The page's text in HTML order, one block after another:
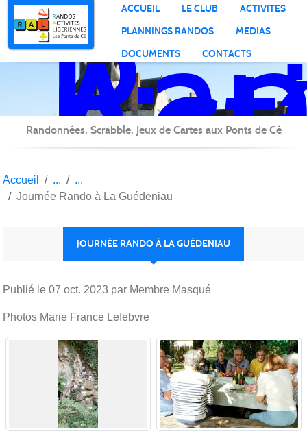
ACCUEIL LE CLUB
ACTIVITES
PLANNINGS RANDOS
MEDIAS
DOCUMENTS
CONTACTS
Randonnées, Scrabble, Jeux de Cartes aux Ponts de Cé
Accueil
Journée Rando à La Guédeniau
JOURNÉE RANDO À LA GUÉDENIAU
Publié le 07 oct. 2023 par Membre Masqué
Photos Marie France Lefebvre
Panneau de gestion des cookies